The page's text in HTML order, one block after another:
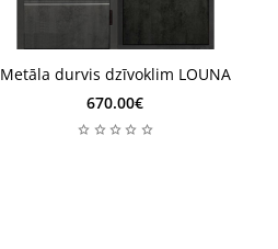
Noliktavā
Noliktavā
Metāla durvis dzīvoklim LOUNA
670.00€